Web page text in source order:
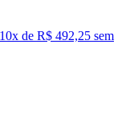
10x de R$ 492,25 sem